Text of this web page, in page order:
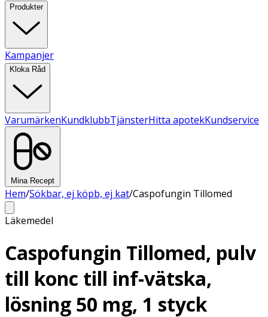
Produkter
Kampanjer
Kloka Råd
VarumärkenKundklubbTjänsterHitta apotekKundservice
Mina Recept
Hem/Sökbar, ej köpb, ej kat/Caspofungin Tillomed
Läkemedel
Caspofungin Tillomed, pulv
till konc till inf-vätska,
lösning 50 mg, 1 styck